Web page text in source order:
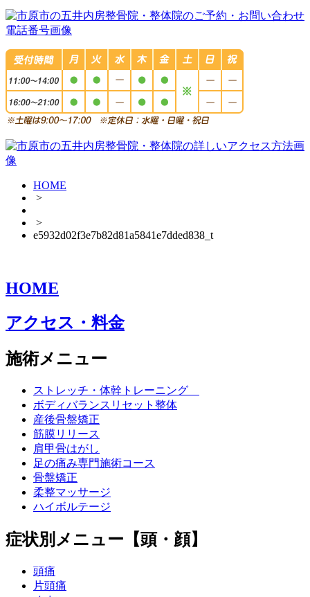
HOME
>
>
e5932d02f3e7b82d81a5841e7dded838_t
HOME
アクセス・料金
施術メニュー
ストレッチ・体幹トレーニング
ボディバランスリセット整体
産後骨盤矯正
筋膜リリース
肩甲骨はがし
足の痛み専門施術コース
骨盤矯正
柔整マッサージ
ハイボルテージ
症状別メニュー【頭・顔】
頭痛
片頭痛